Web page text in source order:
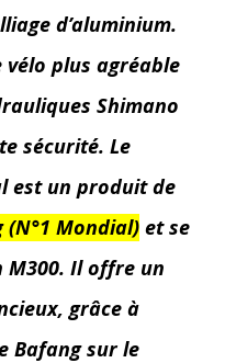
d’aluminium.
plus agréable
Shimano
sécurité. Le
est un produit de
(N°1 Mondial) et se
M300. Il offre un
grâce à
Bafang sur le